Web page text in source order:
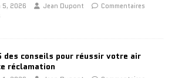
5, 2026 Jean Dupont
Commentaires
des conseils pour réussir votre air
réclamation